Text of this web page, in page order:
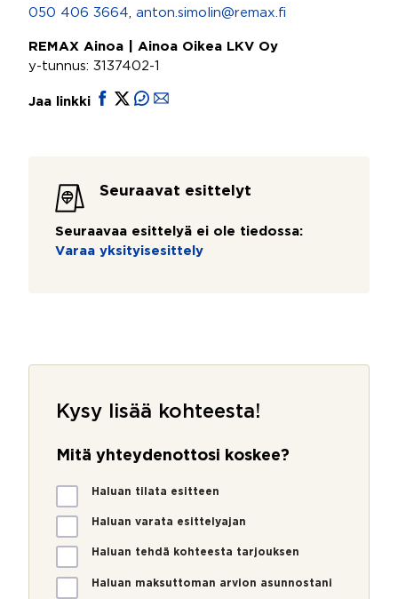
050 406 3664
anton.simolin@remax.fi
REMAX Ainoa | Ainoa Oikea LKV Oy
y-tunnus: 3137402-1
Jaa linkki
Seuraavat esittelyt
Seuraavaa esittelyä ei ole tiedossa:
Varaa yksityisesittely
Kysy lisää kohteesta!
Mitä yhteydenottosi koskee?
M
i
ä
Haluan tilata esitteen
Haluan varata esittelyajan
Haluan tehdä kohteesta tarjouksen
Haluan maksuttoman arvion asunnostani